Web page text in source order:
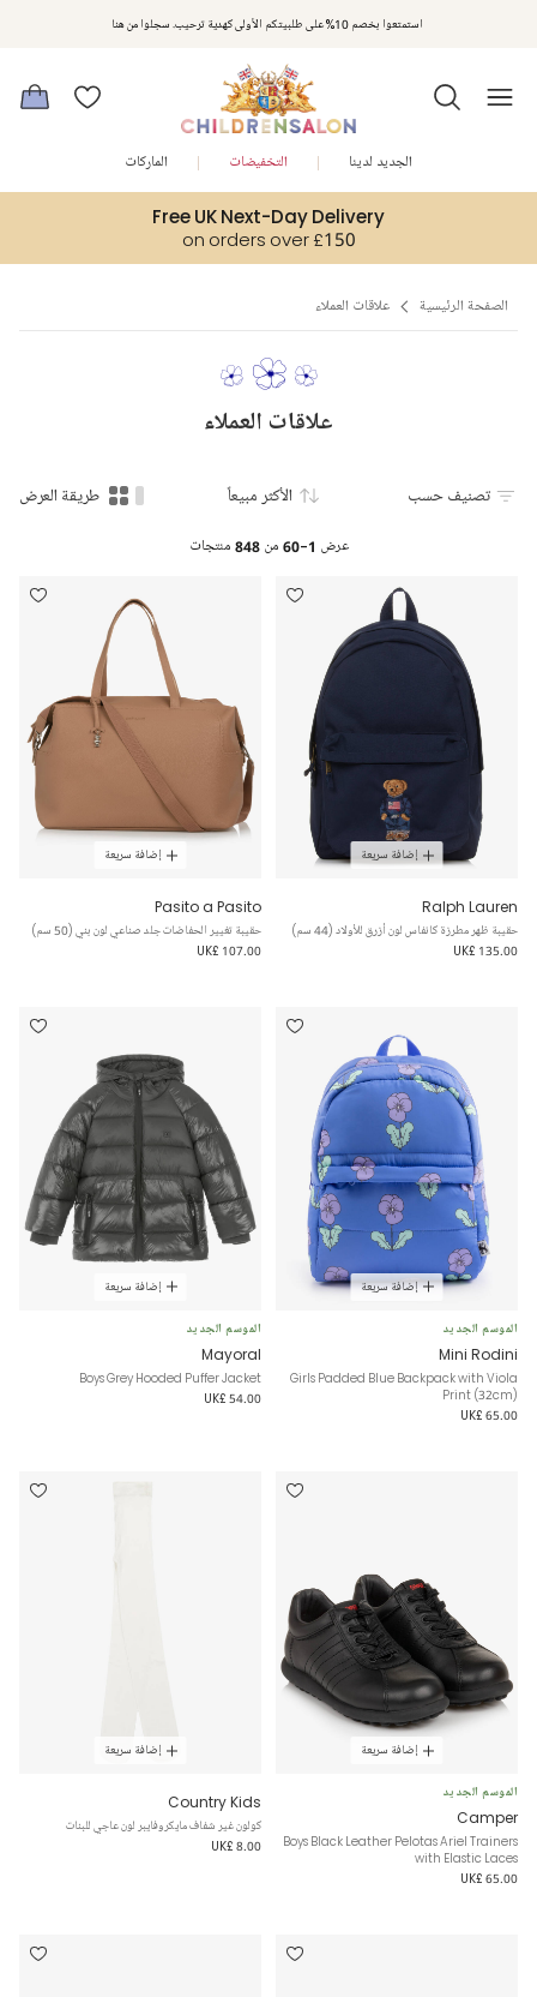
استمتعوا بخصم 10% على طلبيتكم الأولى كهدية ترحيب. سجلوا من هنا
مكافآت تشلدرن صالون | اجمعوا النقاط مع كل عملية شراء لتحصلوا على هدايا حصرية وعروض مصممة خصيصا لتلبي
متطلباتكم
Free UK Next-Day Delivery
on orders over £150
الجديد لدينا التخفيضات الماركات
الصفحة الرئيسية علاقات العملاء
علاقات العملاء
تصنيف حسب الأكثر مبيعاً طريقة العرض
عرض 1-60 من848 منتجات
إضافة سريعة
Ralph Lauren
حقيبة ظهر مطرزة كانفاس لون أزرق للأولاد (44 سم)
UK£ 135.00
إضافة سريعة
Pasito a Pasito
حقيبة تغيير الحفاضات جلد صناعي لون بني (50 سم)
UK£ 107.00
إضافة سريعة
الموسم الجديد
Mini Rodini
Girls Padded Blue Backpack with Viola
Print (32cm)
UK£ 65.00
إضافة سريعة
الموسم الجديد
Mayoral
Boys Grey Hooded Puffer Jacket
UK£ 54.00
إضافة سريعة
الموسم الجديد
Camper
Boys Black Leather Pelotas Ariel Trainers
with Elastic Laces
UK£ 65.00
إضافة سريعة
Country Kids
كولون غير شفاف مايكروفايبر لون عاجي للبنات
UK£ 8.00